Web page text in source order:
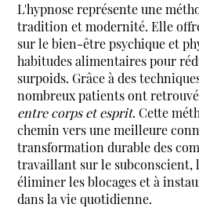
L'hypnose représente une
tradition et modernité. Elle
sur le bien-être psychique et
habitudes alimentaires pour
surpoids. Grâce à des
nombreux patients ont
entre corps et esprit. Cette
chemin vers une meilleure
transformation durable des
travaillant sur le subconscient,
éliminer les blocages et à
dans la vie quotidienne.